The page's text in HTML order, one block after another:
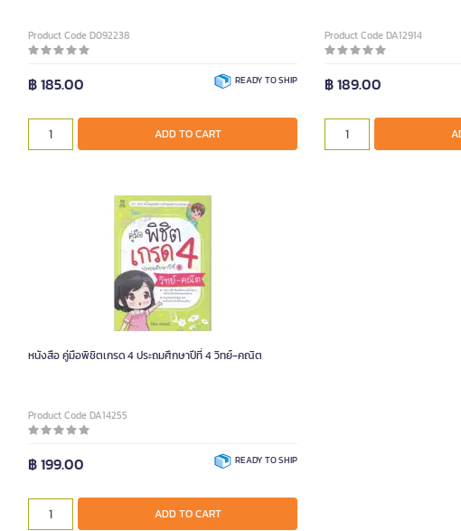
Product Code D092238
฿ 185.00 READY TO SHIP
ADD TO CART
Product Code DA12914
฿ 189.00
หนังสือ คู่มือพิชิตเกรด 4 ประถมศึกษาปีที่ 4 วิทย์‑คณิต
Product Code DA14255
฿ 199.00 READY TO SHIP
ADD TO CART